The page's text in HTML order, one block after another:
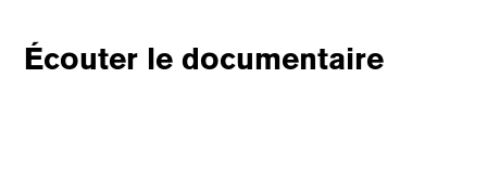
Écouter le documentaire